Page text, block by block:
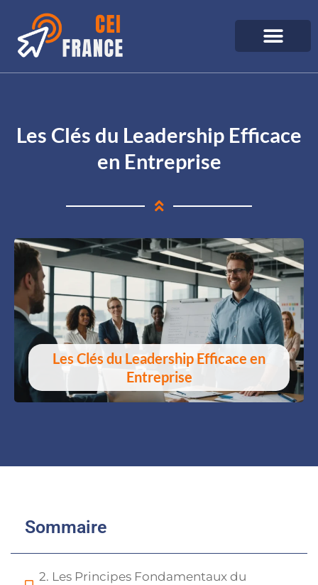
Les Clés du Leadership Efficace
en Entreprise
Les Clés du Leadership Efficace en
Entreprise
Sommaire
2. Les Principes Fondamentaux du